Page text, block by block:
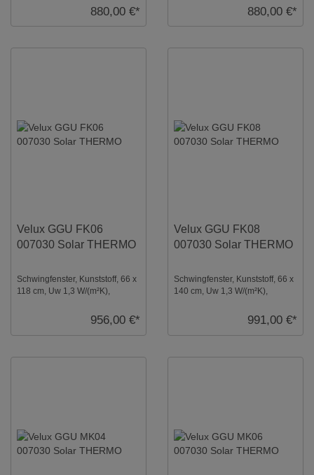
Dachfenster, Solar ...880,00 €*
Dachfenster, Solar ...880,00 €*
Velux GGU FK06
007030 Solar THERMO
Schwingfenster, Kunststoff, 66 x
118 cm, Uw 1,3 W/(m²K),
Dachfenster, Solar ...956,00 €*
Velux GGU FK08
007030 Solar THERMO
Schwingfenster, Kunststoff, 66 x
140 cm, Uw 1,3 W/(m²K),
Dachfenster, Solar ...991,00 €*